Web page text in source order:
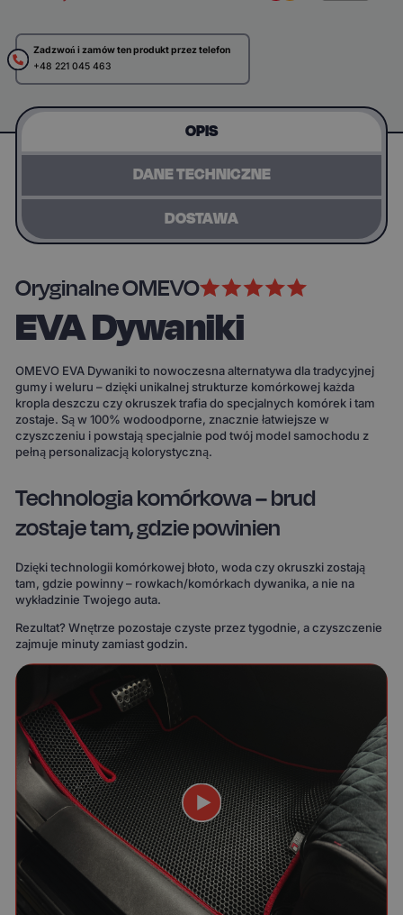
Zadzwoń i zamów ten produkt przez telefon
+48 221 045 463
OPIS
DANE TECHNICZNE
DOSTAWA
Oryginalne OMEVO
EVA Dywaniki
OMEVO EVA Dywaniki to nowoczesna alternatywa dla tradycyjnej
gumy i weluru – dzięki unikalnej strukturze komórkowej każda
kropla deszczu czy okruszek trafia do specjalnych komórek i tam
zostaje. Są w 100% wodoodporne, znacznie łatwiejsze w
czyszczeniu i powstają specjalnie pod twój model samochodu z
pełną personalizacją kolorystyczną.
Technologia komórkowa – brud
zostaje tam, gdzie powinien
Dzięki technologii komórkowej błoto, woda czy okruszki zostają
tam, gdzie powinny – rowkach/komórkach dywanika, a nie na
wykładzinie Twojego auta.
Rezultat? Wnętrze pozostaje czyste przez tygodnie, a czyszczenie
zajmuje minuty zamiast godzin.